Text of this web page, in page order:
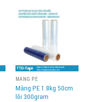
MÀNG PE
Màng PE 1.8kg 50cm
lõi 300gram